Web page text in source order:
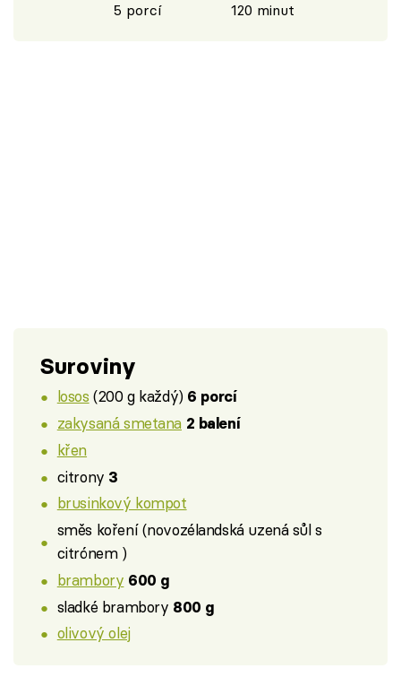
5 porcí 120 minut
Suroviny
losos (200 g každý) 6 porcí
zakysaná smetana 2 balení
křen
citrony 3
brusinkový kompot
směs koření (novozélandská uzená sůl s
citrónem )
brambory 600 g
sladké brambory 800 g
olivový olej